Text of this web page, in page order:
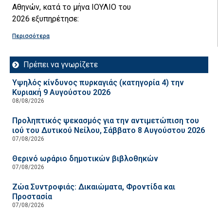
Αθηνών, κατά το μήνα ΙΟΥΛΙΟ του
2026 εξυπηρέτησε:
Περισσότερα
Πρέπει να γνωρίζετε
Υψηλός κίνδυνος πυρκαγιάς (κατηγορία 4) την
Κυριακή 9 Αυγούστου 2026
08/08/2026
Προληπτικός ψεκασμός για την αντιμετώπιση του
ιού του Δυτικού Νείλου, Σάββατο 8 Αυγούστου 2026
07/08/2026
Θερινό ωράριο δημοτικών βιβλοθηκών
07/08/2026
Ζώα Συντροφιάς: Δικαιώματα, Φροντίδα και
Προστασία
07/08/2026